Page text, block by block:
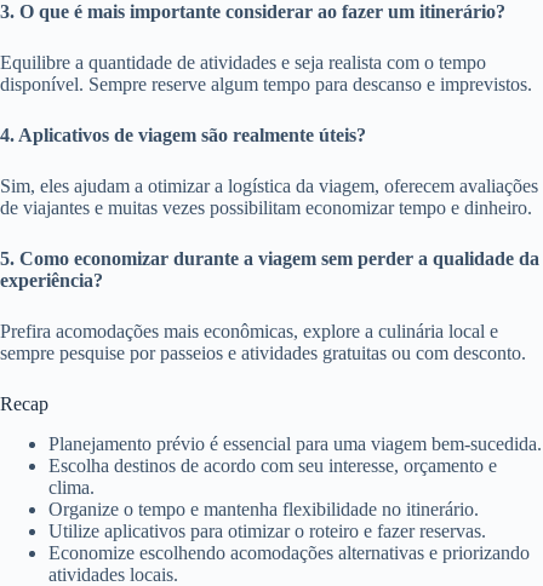
3. O que é mais importante considerar ao fazer um itinerário?
Equilibre a quantidade de atividades e seja realista com o tempo
disponível. Sempre reserve algum tempo para descanso e imprevistos.
4. Aplicativos de viagem são realmente úteis?
Sim, eles ajudam a otimizar a logística da viagem, oferecem avaliações
de viajantes e muitas vezes possibilitam economizar tempo e dinheiro.
5. Como economizar durante a viagem sem perder a qualidade da
experiência?
Prefira acomodações mais econômicas, explore a culinária local e
sempre pesquise por passeios e atividades gratuitas ou com desconto.
Recap
Planejamento prévio é essencial para uma viagem bem-sucedida.
Escolha destinos de acordo com seu interesse, orçamento e
clima.
Organize o tempo e mantenha flexibilidade no itinerário.
Utilize aplicativos para otimizar o roteiro e fazer reservas.
Economize escolhendo acomodações alternativas e priorizando
atividades locais.